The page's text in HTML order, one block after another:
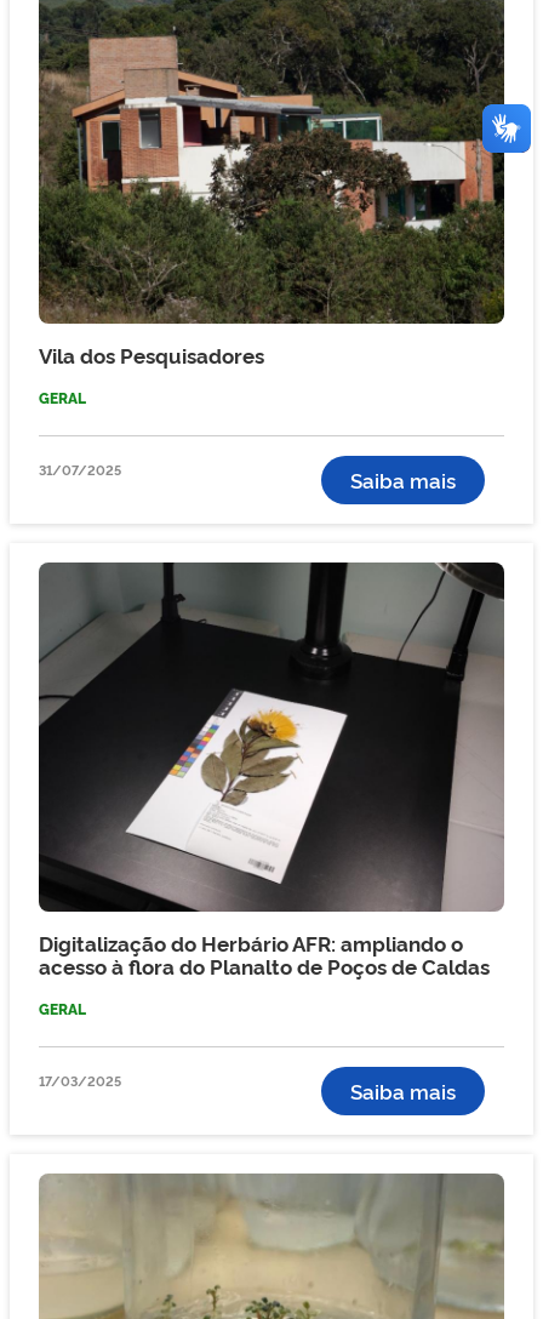
Vila dos Pesquisadores
GERAL
31/07/2025 Saiba mais
Digitalização do Herbário AFR: ampliando o
acesso à flora do Planalto de Poços de Caldas
GERAL
17/03/2025 Saiba mais